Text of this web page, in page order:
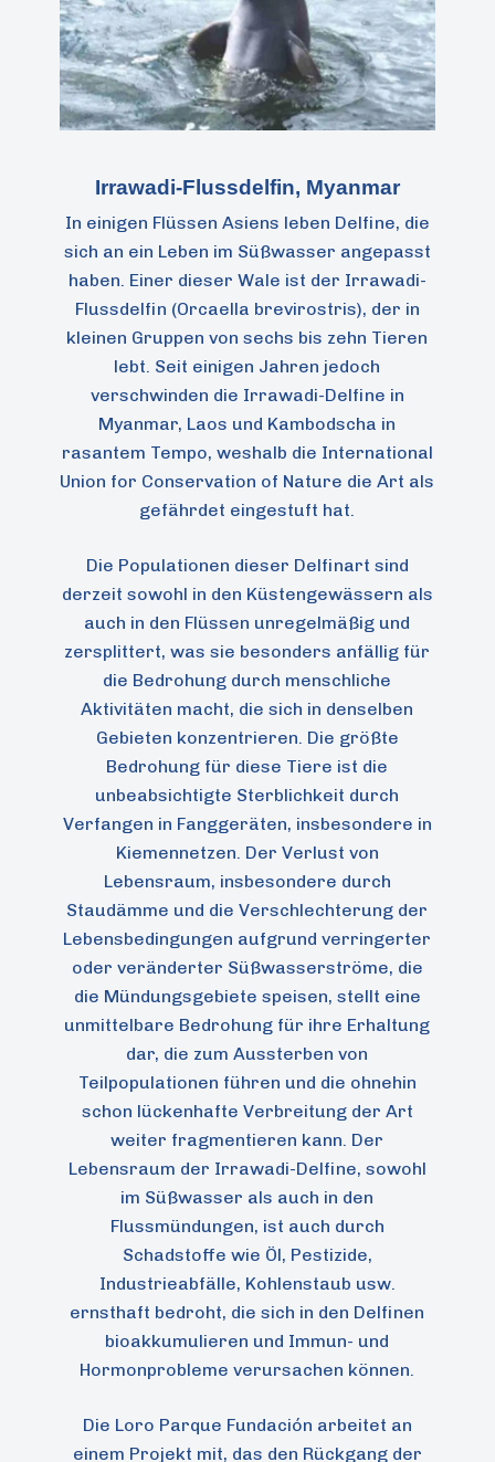
Irrawadi-Flussdelfin, Myanmar
In einigen Flüssen Asiens leben Delfine, die
sich an ein Leben im Süßwasser angepasst
haben. Einer dieser Wale ist der Irrawadi-
Flussdelfin (Orcaella brevirostris), der in
kleinen Gruppen von sechs bis zehn Tieren
lebt. Seit einigen Jahren jedoch
verschwinden die Irrawadi-Delfine in
Myanmar, Laos und Kambodscha in
rasantem Tempo, weshalb die International
Union for Conservation of Nature die Art als
gefährdet eingestuft hat.
Die Populationen dieser Delfinart sind
derzeit sowohl in den Küstengewässern als
auch in den Flüssen unregelmäßig und
zersplittert, was sie besonders anfällig für
die Bedrohung durch menschliche
Aktivitäten macht, die sich in denselben
Gebieten konzentrieren. Die größte
Bedrohung für diese Tiere ist die
unbeabsichtigte Sterblichkeit durch
Verfangen in Fanggeräten, insbesondere in
Kiemennetzen. Der Verlust von
Lebensraum, insbesondere durch
Staudämme und die Verschlechterung der
Lebensbedingungen aufgrund verringerter
oder veränderter Süßwasserströme, die
die Mündungsgebiete speisen, stellt eine
unmittelbare Bedrohung für ihre Erhaltung
dar, die zum Aussterben von
Teilpopulationen führen und die ohnehin
schon lückenhafte Verbreitung der Art
weiter fragmentieren kann. Der
Lebensraum der Irrawadi-Delfine, sowohl
im Süßwasser als auch in den
Flussmündungen, ist auch durch
Schadstoffe wie Öl, Pestizide,
Industrieabfälle, Kohlenstaub usw.
ernsthaft bedroht, die sich in den Delfinen
bioakkumulieren und Immun- und
Hormonprobleme verursachen können.
Die Loro Parque Fundación arbeitet an
einem Projekt mit, das den Rückgang der